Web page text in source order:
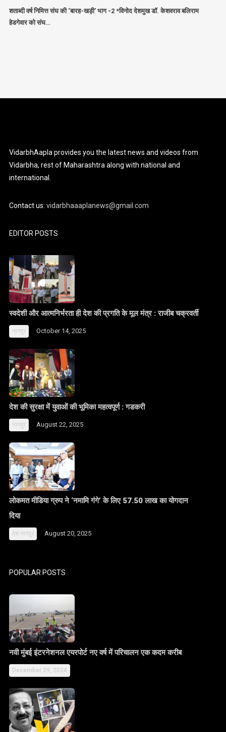
शताब्दी वर्ष निमित्त संघ की ‘बारह-खड़ी’ भाग -2 *विनोद देशमुख डॉ. केशवराव बलिराम
हेडगेवार को संघ…
VidarbhAapla provides you the latest news and videos from
Vidarbha, rest of Maharashtra along with national and
international.
Contact us:vidarbhaaaplanews@gmail.com
EDITOR POSTS
स्वदेशी और आत्मनिर्भरता ही देश की प्रगति के मूल मंत्र : राजीब चक्रवर्ती
नागपुर October 14, 2025
देश की सुरक्षा में युवाओं की भूमिका महत्वपूर्ण : गडकरी
नागपुर August 22, 2025
लोकमत मीडिया ग्रुप ने ‘नमामि गंगे’ के लिए 57.50 लाख का योगदान
दिया
देश नागपुर August 20, 2025
POPULAR POSTS
नवी मुंबई इंटरनेशनल एयरपोर्ट नए वर्ष में परिचालन एक कदम करीब
December 29, 2024